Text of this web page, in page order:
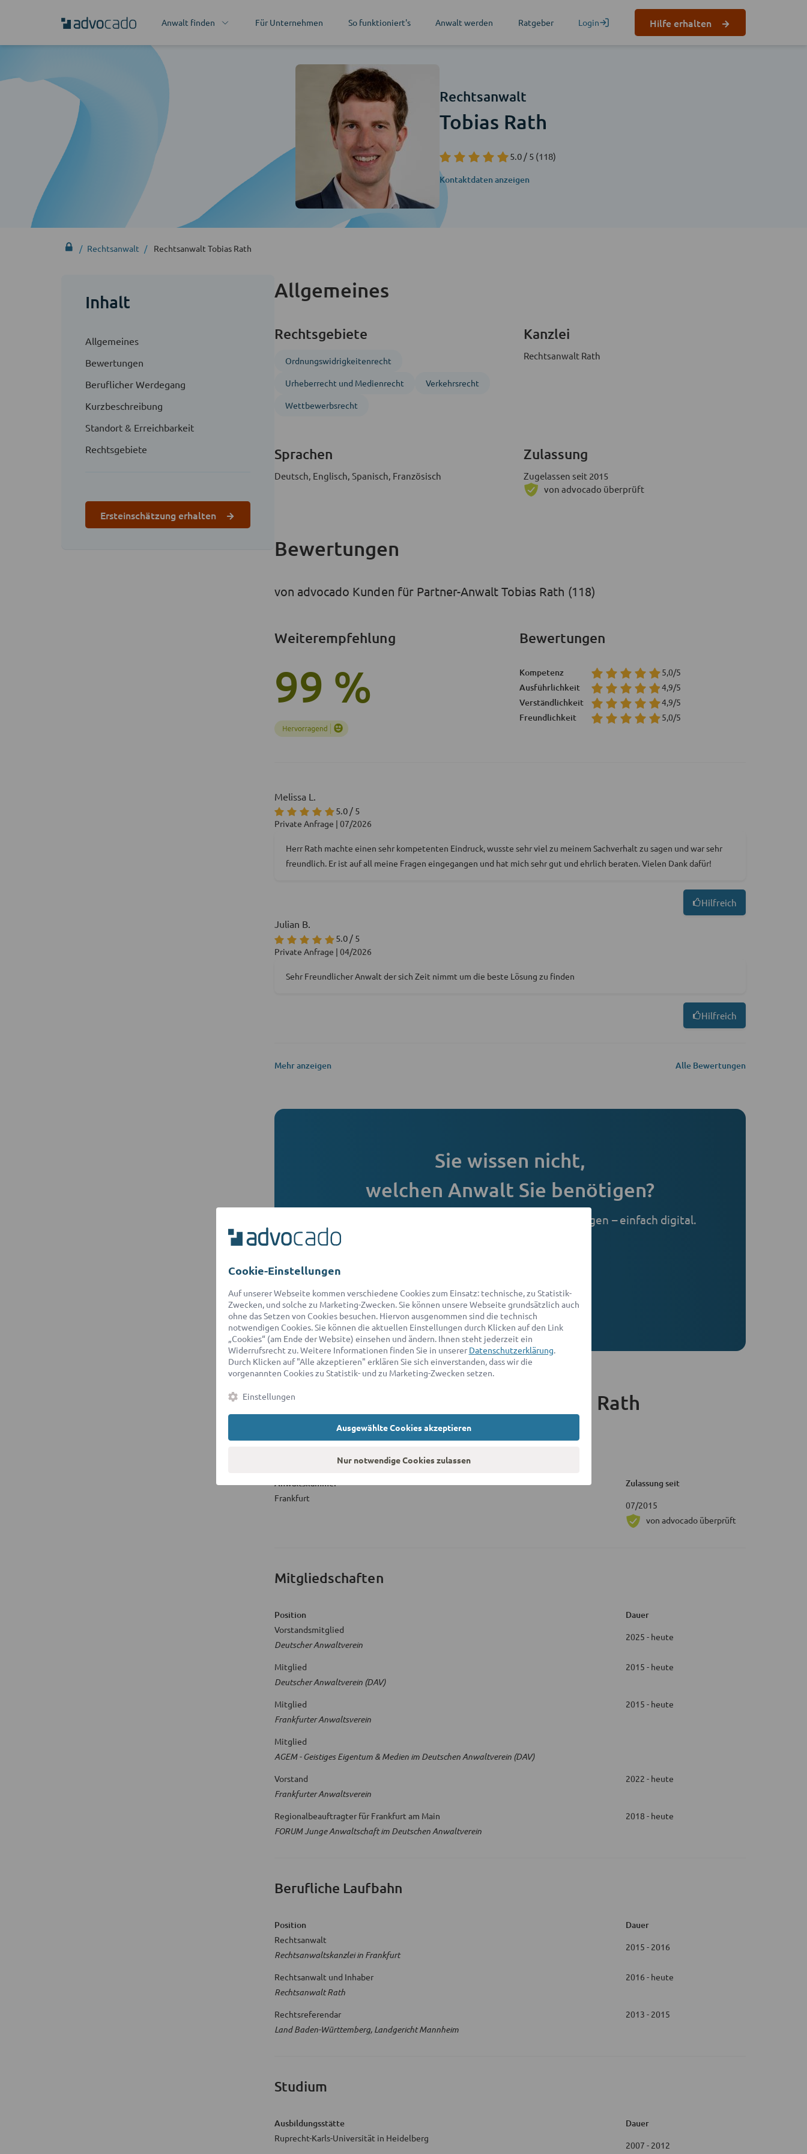
Anwalt finden Für Unternehmen So funktioniert's Anwalt werden Ratgeber Login Hilfe erhalten
Rechtsanwalt
Tobias Rath
5.0 / 5 (118)
Kontaktdaten anzeigen
Rechtsanwalt Rechtsanwalt Tobias Rath
Inhalt
Allgemeines
Bewertungen
Beruflicher Werdegang
Kurzbeschreibung
Standort & Erreichbarkeit
Rechtsgebiete
Ersteinschätzung erhalten
Allgemeines
Rechtsgebiete
Ordnungs­widrigkeitenrecht
Urheberrecht und Medienrecht Verkehrsrecht
Wettbewerbsrecht
Kanzlei
Rechtsanwalt Rath
Sprachen
Deutsch, Englisch, Spanisch, Französisch
Zulassung
Zugelassen seit 2015
von advocado überprüft
Bewertungen
von advocado Kunden für Partner-Anwalt Tobias Rath (118)
Weiterempfehlung
99 %
Bewertungen
Kompetenz 5,0/5
Ausführlichkeit 4,9/5
Verständlichkeit 4,9/5
Freundlichkeit 5,0/5
Melissa L.
5.0 / 5
Private Anfrage | 07/2026
Herr Rath machte einen sehr kompetenten Eindruck, wusste sehr viel zu meinem Sachverhalt zu sagen und war sehr
freundlich. Er ist auf all meine Fragen eingegangen und hat mich sehr gut und ehrlich beraten. Vielen Dank dafür!
Hilfreich
Julian B.
5.0 / 5
Private Anfrage | 04/2026
Sehr Freundlicher Anwalt der sich Zeit nimmt um die beste Lösung zu finden
Hilfreich
Mehr anzeigen Alle Bewertungen
Sie wissen nicht,
welchen Anwalt Sie benötigen?
Kein Problem, wir finden den Richtigen für Ihr Anliegen – einfach digital.
Kostenlos Transparent
Beruflicher Werdegang von Tobias Rath
Zulassung zum Rechtsanwalt
Anwaltskammer Zulassung seit
Frankfurt
07/2015
von advocado überprüft
Mitgliedschaften
Position Dauer
Vorstandsmitglied
Deutscher Anwaltverein
2025 - heute
Mitglied
Deutscher Anwaltverein (DAV)
2015 - heute
Mitglied
Frankfurter Anwaltsverein
2015 - heute
Mitglied
AGEM - Geistiges Eigentum & Medien im Deutschen Anwaltverein (DAV)
Vorstand
Frankfurter Anwaltsverein
2022 - heute
Regionalbeauftragter für Frankfurt am Main
FORUM Junge Anwaltschaft im Deutschen Anwaltverein
2018 - heute
Berufliche Laufbahn
Position Dauer
Rechtsanwalt
Rechtsanwaltskanzlei in Frankfurt
2015 - 2016
Rechtsanwalt und Inhaber
Rechtsanwalt Rath
2016 - heute
Rechtsreferendar
Land Baden-Württemberg, Landgericht Mannheim
2013 - 2015
Studium
Ausbildungsstätte Dauer
Ruprecht-Karls-Universität in Heidelberg
2007 - 2012
Cookie-Einstellungen
Auf unserer Webseite kommen verschiedene Cookies zum Einsatz: technische, zu Statistik-
Zwecken, und solche zu Marketing-Zwecken. Sie können unsere Webseite grundsätzlich auch
ohne das Setzen von Cookies besuchen. Hiervon ausgenommen sind die technisch
notwendigen Cookies. Sie können die aktuellen Einstellungen durch Klicken auf den Link
„Cookies“ (am Ende der Website) einsehen und ändern. Ihnen steht jederzeit ein
Widerrufsrecht zu. Weitere Informationen finden Sie in unserer Datenschutzerklärung.
Durch Klicken auf "Alle akzeptieren" erklären Sie sich einverstanden, dass wir die
vorgenannten Cookies zu Statistik- und zu Marketing-Zwecken setzen.
Einstellungen
Ausgewählte Cookies akzeptieren
Nur notwendige Cookies zulassen